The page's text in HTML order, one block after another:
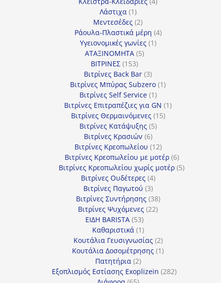
Λάστιχα 11
προϊόν
Μεντεσέδες 22
προϊόντα
Ράουλα-Πλαστικά μέρη 44
Υγειονομικές γωνίες 11
ΑΤΑΞΙΝΟΜΗΤΑ 55
ΒΙΤΡΙΝΕΣ 153153
προϊόντα
Βιτρίνες Back Bar 33
προϊόντα
Βιτρίνες Mπύρας Subzero 11
Βιτρίνες Self Service 11
προϊόν
Βιτρίνες Επιτραπέζιες για GN 11
Βιτρίνες Θερμαινόμενες 1515
Βιτρίνες Κατάψυξης 55
Βιτρίνες Κρασιών 66
προϊόντα
Βιτρίνες Κρεοπωλείου 1212
προϊόντα
Βιτρίνες Κρεοπωλείου με μοτέρ 66
προϊόντα
Βιτρίνες Κρεοπωλείου χωρίς μοτέρ 55
Βιτρίνες Ουδέτερες 44
προϊόντα
Βιτρίνες Παγωτού 33
προϊόντα
Βιτρίνες Συντήρησης 3838
προϊόντα
Βιτρίνες Ψυχόμενες 2222
ΕΙΔΗ BARISTA 5353
προϊόντα
Καθαριστικά 11
προϊόν
Κουτάλια Γευσιγνωσίας 22
προϊόντα
Κουτάλια Δοσομέτρησης 11
Πατητήρια 22
προϊόντα
Εξοπλισμός Εστίασης Exoplizein 282282
65